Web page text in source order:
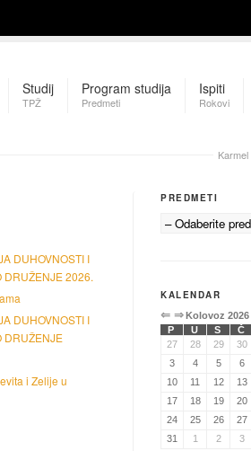
Studij
TPŽ
Program studija
Predmeti
Ispiti
Rokovi
Karmel
DUHOVNOSTI I
DRUŽENJE 2026.
DUHOVNOSTI I
DRUŽENJE
i Zelije u
PREDMETI
KALENDAR
⇐ ⇒Kolovoz 2026
P
U S Č
27
28 29 30
3
4 5 6
10
11 12 13
17
18 19 20
24
25 26 27
31
1 2 3